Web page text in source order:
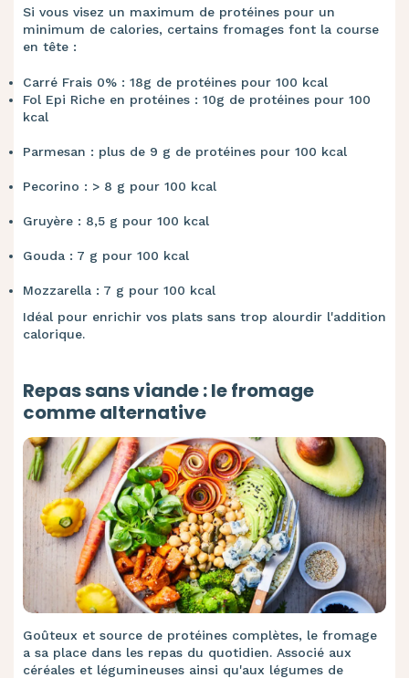
Si vous visez un maximum de protéines pour un
minimum de calories, certains fromages font la course
en tête :
Carré Frais 0% : 18g de protéines pour 100 kcal
Fol Epi Riche en protéines : 10g de protéines pour 100
kcal
Parmesan : plus de 9 g de protéines pour 100 kcal
Pecorino : > 8 g pour 100 kcal
Gruyère : 8,5 g pour 100 kcal
Gouda : 7 g pour 100 kcal
Mozzarella : 7 g pour 100 kcal
Idéal pour enrichir vos plats sans trop alourdir l'addition
calorique.
Repas sans viande : le fromage
comme alternative
Goûteux et source de protéines complètes, le fromage
a sa place dans les repas du quotidien. Associé aux
céréales et légumineuses ainsi qu'aux légumes de